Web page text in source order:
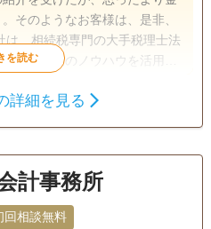
そのようなお客様は、是非、
理士法人のノウハウを活用し
おり
いてみたいんだけ
慮なくお問い合わせいただけ
分割
人調査
生前贈与（不動産名
談可 初回相談無料
詳細を見る
計事務所
回相談無料